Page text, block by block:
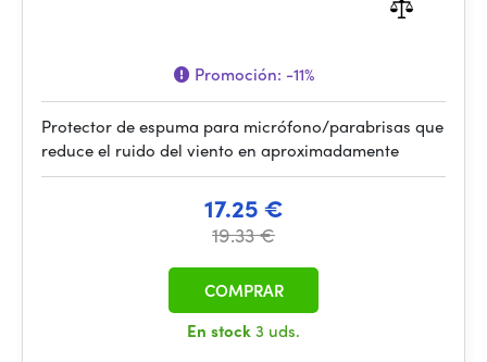
Promoción: -11%
Protector de espuma para micrófono/parabrisas que
reduce el ruido del viento en aproximadamente
17.25 €
19.33 €
En stock3 uds.
COMPRAR